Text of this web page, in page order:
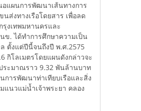
แผนการพัฒนาเส้นทางการ
ส่งทางเรือโดยสาร เพื่อลด
งเทพมหานครและ
. ได้ทำการศึกษาความเป็น
ตั้งแต่ปีนี้จนถึงปี พ.ศ.2575
กิโลเมตรโดยแผนดังกล่าวจะ
ระมาณราว 9.32 พันล้านบาท
การพัฒนาท่าเทียบเรือและสิ่ง
แนวแม่น้ำเจ้าพระยา คลอง